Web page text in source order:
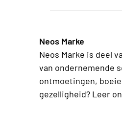
Neos Marke
Neos Marke is deel
van ondernemende
ontmoetingen,
gezelligheid? Leer